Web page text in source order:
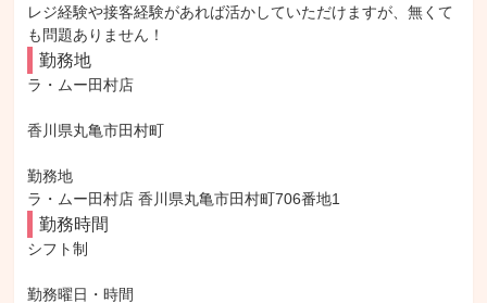
レジ経験や接客経験があれば活かしていただけますが、無くて
も問題ありません！
勤務地
ラ・ムー田村店
香川県丸亀市田村町
勤務地
ラ・ムー田村店 香川県丸亀市田村町706番地1
勤務時間
シフト制
勤務曜日・時間